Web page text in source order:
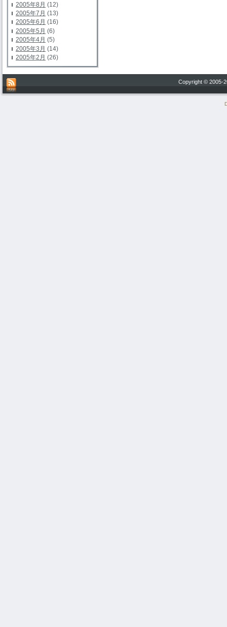
2005年8月 (12)
2005年7月 (13)
2005年6月 (16)
2005年5月 (6)
2005年4月 (5)
2005年3月 (14)
2005年2月 (26)
Copyright © 2005-